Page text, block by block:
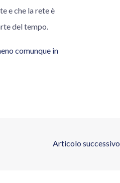
e che la rete è
del tempo.
comunque in
Articolo successivo